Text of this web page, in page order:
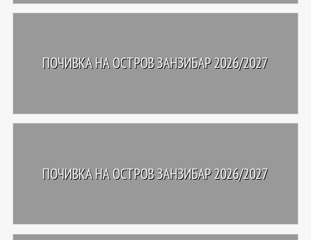
ПОЧИВКА НА ОСТРОВ ЗАНЗИБАР 2026/2027
ПОЧИВКА НА ОСТРОВ ЗАНЗИБАР 2026/2027